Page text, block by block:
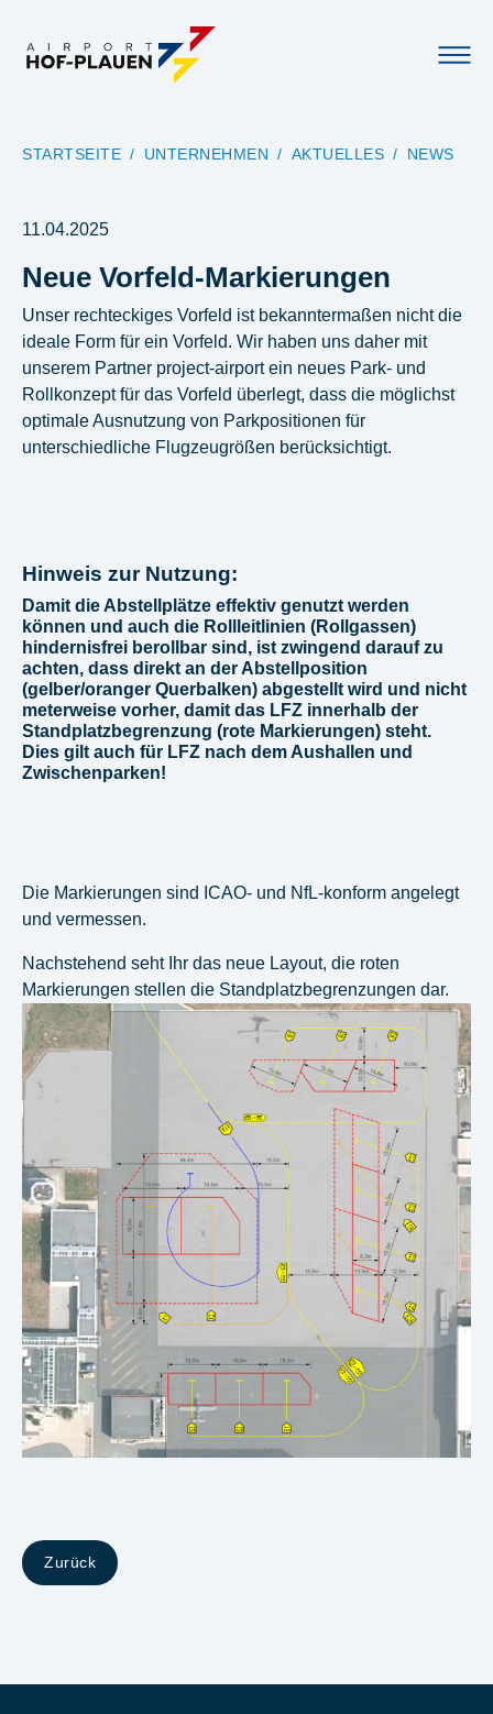
STARTSEITE
UNTERNEHMEN AKTUELLES NEWS
11.04.2025
Neue Vorfeld-Markierungen
Unser rechteckiges Vorfeld ist bekanntermaßen nicht die
ideale Form für ein Vorfeld. Wir haben uns daher mit
unserem Partner project-airport ein neues Park- und
Rollkonzept für das Vorfeld überlegt, dass die möglichst
optimale Ausnutzung von Parkpositionen für
unterschiedliche Flugzeugrößen berücksichtigt.
Show larger version
Hinweis zur Nutzung:
Damit die Abstellplätze effektiv genutzt werden
können und auch die Rollleitlinien (Rollgassen)
hindernisfrei berollbar sind, ist zwingend darauf zu
achten, dass direkt an der Abstellposition
(gelber/oranger Querbalken) abgestellt wird und nicht
meterweise vorher, damit das LFZ innerhalb der
Standplatzbegrenzung (rote Markierungen) steht.
Dies gilt auch für LFZ nach dem Aushallen und
Zwischenparken!
Die Markierungen sind ICAO- und NfL-konform angelegt
und vermessen.
Nachstehend seht Ihr das neue Layout, die roten
Markierungen stellen die Standplatzbegrenzungen dar.
Zurück